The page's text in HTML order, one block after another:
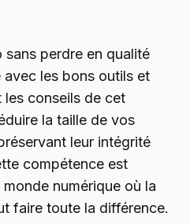
sans perdre en qualité
les bons outils et
les conseils de cet
la taille de vos
leur intégrité
compétence est
numérique où la
faire toute la différence.